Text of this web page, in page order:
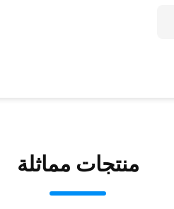
منتجات مماثلة